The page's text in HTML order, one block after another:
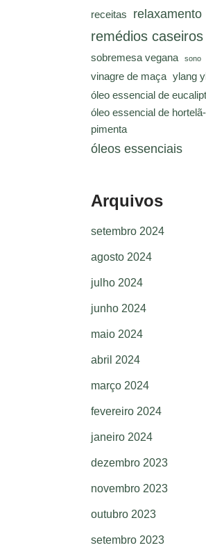
receitas relaxamento
remédios caseiros
sobremesa vegana sono
vinagre de maça ylang
óleo essencial de
óleo essencial de hortelã-
pimenta
óleos essenciais
Arquivos
setembro 2024
agosto 2024
julho 2024
junho 2024
maio 2024
abril 2024
março 2024
fevereiro 2024
janeiro 2024
dezembro 2023
novembro 2023
outubro 2023
setembro 2023